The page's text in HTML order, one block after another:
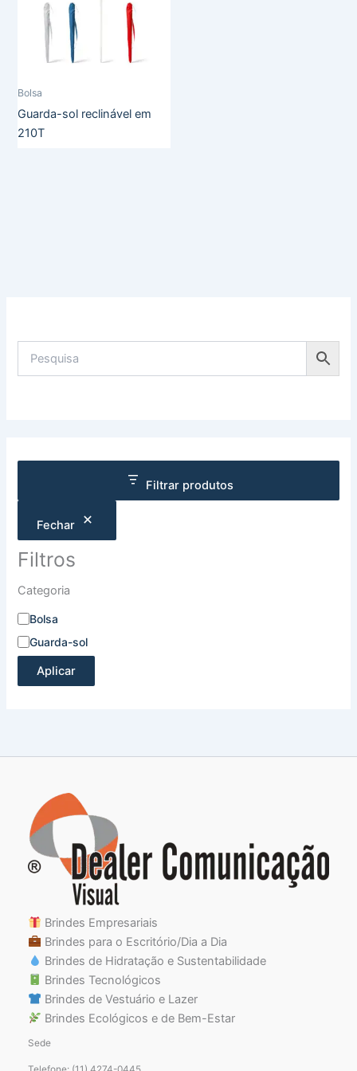
Filtrar produtos
Fechar
Filtros
Categoria
Bolsa
Guarda-sol
Aplicar
Bolsa
Guarda-sol reclinável em
210T
Brindes Empresariais
Brindes para o Escritório/Dia a Dia
Brindes de Hidratação e Sustentabilidade
Brindes Tecnológicos
Brindes de Vestuário e Lazer
Brindes Ecológicos e de Bem-Estar
Sede